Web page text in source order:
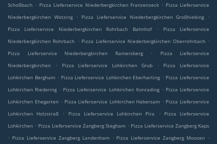
Schoßbach . Pizza Lieferservice Niederbergkirchen Franzenseck . Pizza Lieferservice
Niederbergkirchen Wotzing
. Pizza Lieferservice Niederbergkirchen Großhiebing
.
Pizza Lieferservice Niederbergkirchen Rohrbach Bahnhof
.
Pizza Lieferservice
Niederbergkirchen Rohrbach . Pizza Lieferservice Niederbergkirchen Oberrohrbach .
Pizza Lieferservice Niederbergkirchen Ramersberg
.
Pizza Lieferservice
Niederbergkirchen
. Pizza Lieferservice Lohkirchen Grub .
Pizza Lieferservice
Lohkirchen Bergham . Pizza Lieferservice Lohkirchen Eberharting . Pizza Lieferservice
Lohkirchen Riedering . Pizza Lieferservice Lohkirchen Konrading . Pizza Lieferservice
Lohkirchen Ehegarten . Pizza Lieferservice Lohkirchen Habersam . Pizza Lieferservice
Lohkirchen Holzstraß
. Pizza Lieferservice Lohkirchen Pira .
Pizza Lieferservice
Lohkirchen . Pizza Lieferservice Zangberg Stegham . Pizza Lieferservice Zangberg Kaps
. Pizza Lieferservice Zangberg Landenham . Pizza Lieferservice Zangberg Moosen .